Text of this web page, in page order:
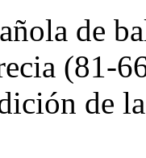
de
(81-
de